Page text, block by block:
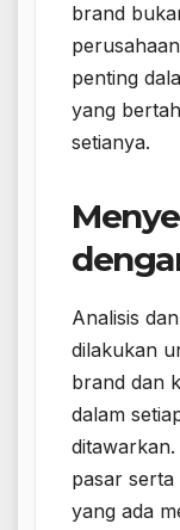
brand
penting
yang
setianya.
Analisis
dilakukan
brand dan
dalam
pasar
yang ada